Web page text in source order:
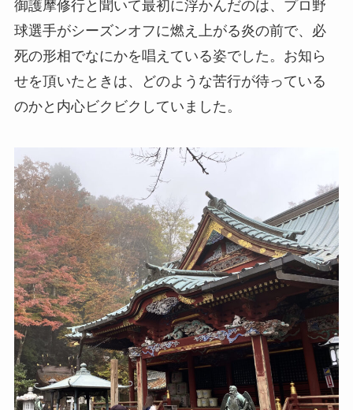
御護摩修行と聞いて最初に浮かんだのは、プロ野
球選手がシーズンオフに燃え上がる炎の前で、必
死の形相でなにかを唱えている姿でした。お知ら
せを頂いたときは、どのような苦行が待っている
のかと内心ビクビクしていました。